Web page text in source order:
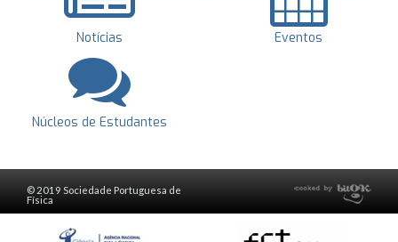
Notícias Eventos
Núcleos de Estudantes
© 2019 Sociedade Portuguesa de
Física